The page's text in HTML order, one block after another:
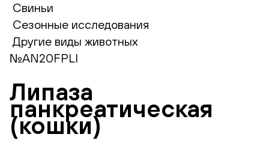
Свиньи
Сезонные исследования
Другие виды животных
№AN20FPLI
Липаза
панкреатическая
(кошки)